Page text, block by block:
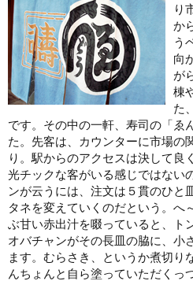
り
か
う
向
が
棟
た
です。その中の一軒、寿司の「ゑ
た。先客は、カウンターに市場の
り。駅からのアクセスは決して良
光チックな客がいる感じではない
ンが云うには、注文は５貫のひと
タネを変えていくのだという。へ
ぶ甘い赤出汁を啜っていると、ト
オバチャンがその長皿の脇に、小
ます。むらさき、というか煮切り
んちょんと自ら塗っていただく っ